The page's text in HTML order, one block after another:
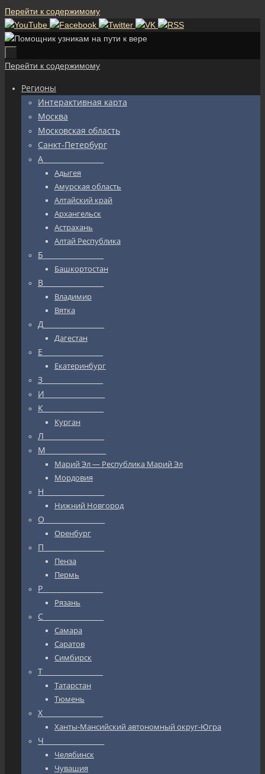
Перейти к содержимому
Перейти к содержимому
Регионы
Интерактивная карта
Москва
Московская область
Санкт-Петербург
А_________________
Адыгея
Амурская область
Алтайский край
Архангельск
Астрахань
Алтай Республика
Б_________________
Башкортостан
В_________________
Владимир
Вятка
Д_________________
Дагестан
Е_________________
Екатеринбург
З_________________
И_________________
К_________________
Курган
Л_________________
М_________________
Марий Эл — Республика Марий Эл
Мордовия
Н_________________
Нижний Новгород
О_________________
Оренбург
П_________________
Пенза
Пермь
Р_________________
Рязань
С_________________
Самара
Саратов
Симбирск
Т_________________
Татарстан
Тюмень
Х_________________
Ханты-Мансийский автономный округ-Югра
Ч_________________
Челябинск
Чувашия